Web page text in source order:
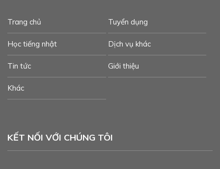
Trang chủ Tuyển dụng
Học tiếng nhật Dịch vụ khác
Tin tức Giới thiệu
Khác
KẾT NỐI VỚI CHÚNG TÔI